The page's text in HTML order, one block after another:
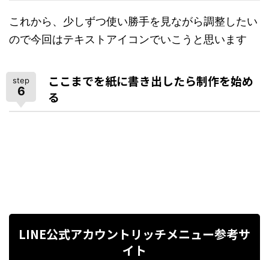
これから、少しずつ使い勝手を見ながら調整したい
ので今回はテキストアイコンでいこうと思います
step
6
ここまでを紙に書き出したら制作を始め
る
LINE公式アカウントリッチメニュー参考サ
イト